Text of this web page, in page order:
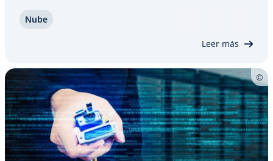
rápida y segura a grandes volúmenes de datos y
Nube
Leer más